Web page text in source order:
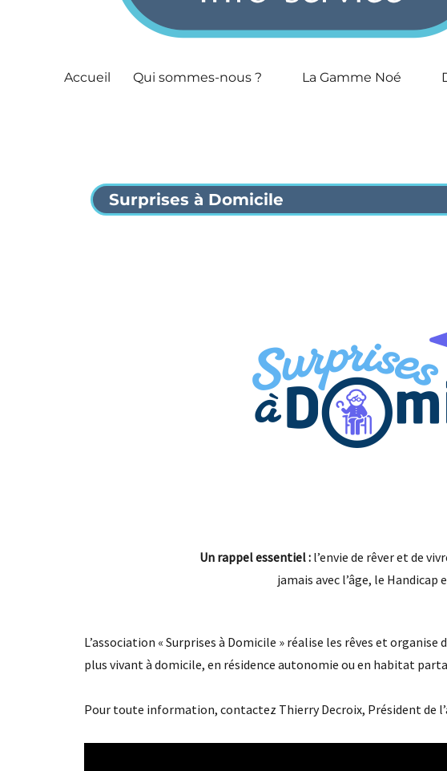
Accueil Qui sommes-nous ? La Gamme Noé
Surprises à Domicile
Un rappel essentiel : l’envie de rêver et de
jamais avec l’âge, le Handicap
L’association « Surprises à Domicile » réalise les rêves et
plus vivant à domicile, en résidence autonomie ou en habitat
Pour toute information, contactez Thierry Decroix, Président de